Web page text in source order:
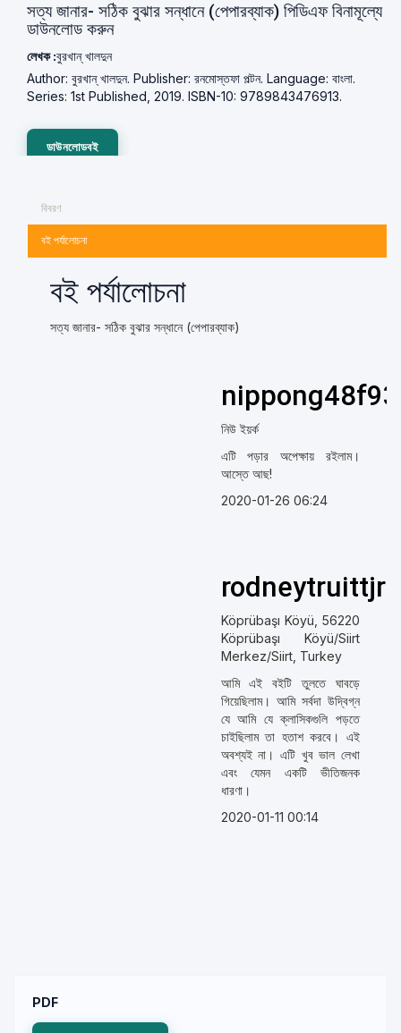
সত্য জানার- সঠিক বুঝার সন্ধানে (পেপারব্যাক) পিডিএফ বিনামূল্যে
ডাউনলোড করুন
লেখক :বুরখান্ খালদুন
Author: বুরখান্ খালদুন. Publisher: রনমোস্তফা পল্টন. Language: বাংলা.
Series: 1st Published, 2019. ISBN-10: 9789843476913.
ডাউনলোডবই
বিবরণ
বই পর্যালোচনা
বই পর্যালোচনা
সত্য জানার- সঠিক বুঝার সন্ধানে (পেপারব্যাক)
নিউ ইয়র্ক
এটি পড়ার অপেক্ষায় রইলাম।
আস্তে আছ!
2020-01-26 06:24
rodneytruittjr
Köprübaşı Köyü, 56220
Köprübaşı Köyü/Siirt
Merkez/Siirt, Turkey
আমি এই বইটি তুলতে ঘাবড়ে
গিয়েছিলাম। আমি সর্বদা উদ্বিগ্ন
যে আমি যে ক্লাসিকগুলি পড়তে
চাইছিলাম তা হতাশ করবে। এই
অবশ্যই না। এটি খুব ভাল লেখা
এবং যেমন একটি ভীতিজনক
ধারণা।
2020-01-11 00:14
PDF